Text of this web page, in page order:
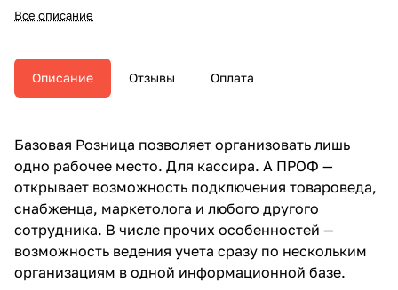
Все описание
Описание Отзывы Оплата
Базовая Розница позволяет организовать лишь
одно рабочее место. Для кассира. А ПРОФ —
открывает возможность подключения товароведа,
снабженца, маркетолога и любого другого
сотрудника. В числе прочих особенностей —
возможность ведения учета сразу по нескольким
организациям в одной информационной базе.